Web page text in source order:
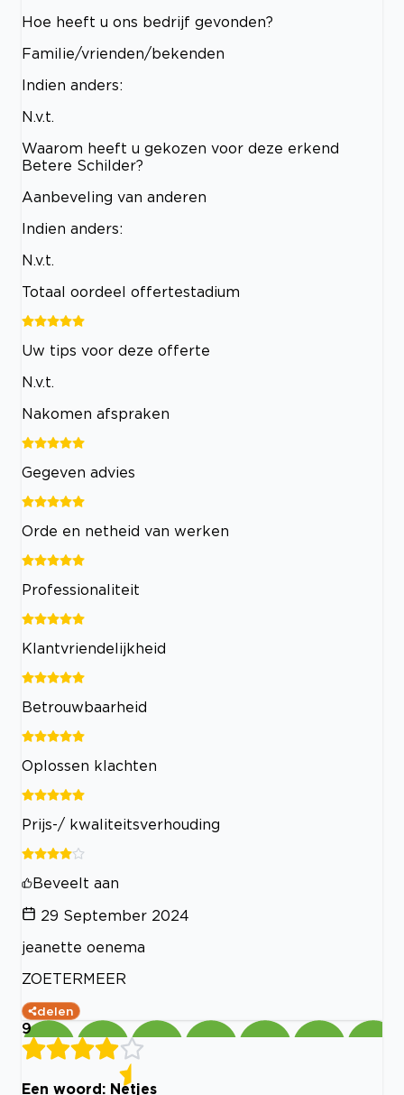
Hoe heeft u ons bedrijf gevonden?
Familie/vrienden/bekenden
Indien anders:
N.v.t.
Waarom heeft u gekozen voor deze erkend
Betere Schilder?
Aanbeveling van anderen
Indien anders:
N.v.t.
Totaal oordeel offertestadium
Uw tips voor deze offerte
N.v.t.
Nakomen afspraken
Gegeven advies
Orde en netheid van werken
Professionaliteit
Klantvriendelijkheid
Betrouwbaarheid
Oplossen klachten
Prijs-/ kwaliteitsverhouding
Beveelt aan
29 September 2024
jeanette oenema
ZOETERMEER
delen
9
Een woord: Netjes